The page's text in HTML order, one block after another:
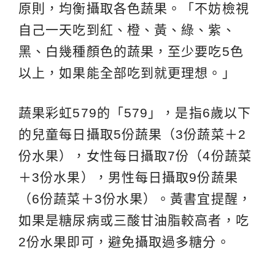
原則，均衡攝取各色蔬果。「不妨檢視
自己一天吃到紅、橙、黃、綠、紫、
黑、白幾種顏色的蔬果，至少要吃5色
以上，如果能全部吃到就更理想。」
蔬果彩虹579的「579」，是指6歲以下
的兒童每日攝取5份蔬果（3份蔬菜＋2
份水果），女性每日攝取7份（4份蔬菜
＋3份水果），男性每日攝取9份蔬果
（6份蔬菜＋3份水果）。黃書宜提醒，
如果是糖尿病或三酸甘油脂較高者，吃
2份水果即可，避免攝取過多糖分。